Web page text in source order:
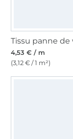
4,53 € / m
(3,12 € / 1 m²)